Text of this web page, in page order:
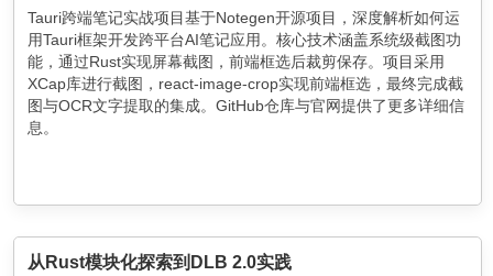
Tauri跨端笔记实战项目基于Notegen开源项目，深度解析如何运
用Tauri框架开发跨平台AI笔记应用。核心技术涵盖系统级截图功
能，通过Rust实现屏幕截图，前端框选后裁剪保存。项目采用
XCap库进行截图，react-image-crop实现前端框选，最终完成截
图与OCR文字提取的集成。GitHub仓库与官网提供了更多详细信
息。
从Rust模块化探索到DLB 2.0实践